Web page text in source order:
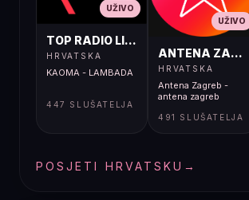
UŽIVO
TOP RADIO LIVE
HRVATSKA
KAOMA - LAMBADA
447 SLUŠATELJA
UŽIVO
ANTENA
HRVATSKA
Antena Zagreb -
antena zagreb
491 SLUŠATELJA
POSJETI HRVATSKU →